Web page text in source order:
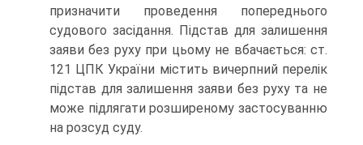
призначити проведення попереднього
судового засідання. Підстав для залишення
заяви без руху при цьому не вбачається: ст.
121 ЦПК України містить вичерпний перелік
підстав для залишення заяви без руху та не
може підлягати розширеному застосуванню
на розсуд суду.